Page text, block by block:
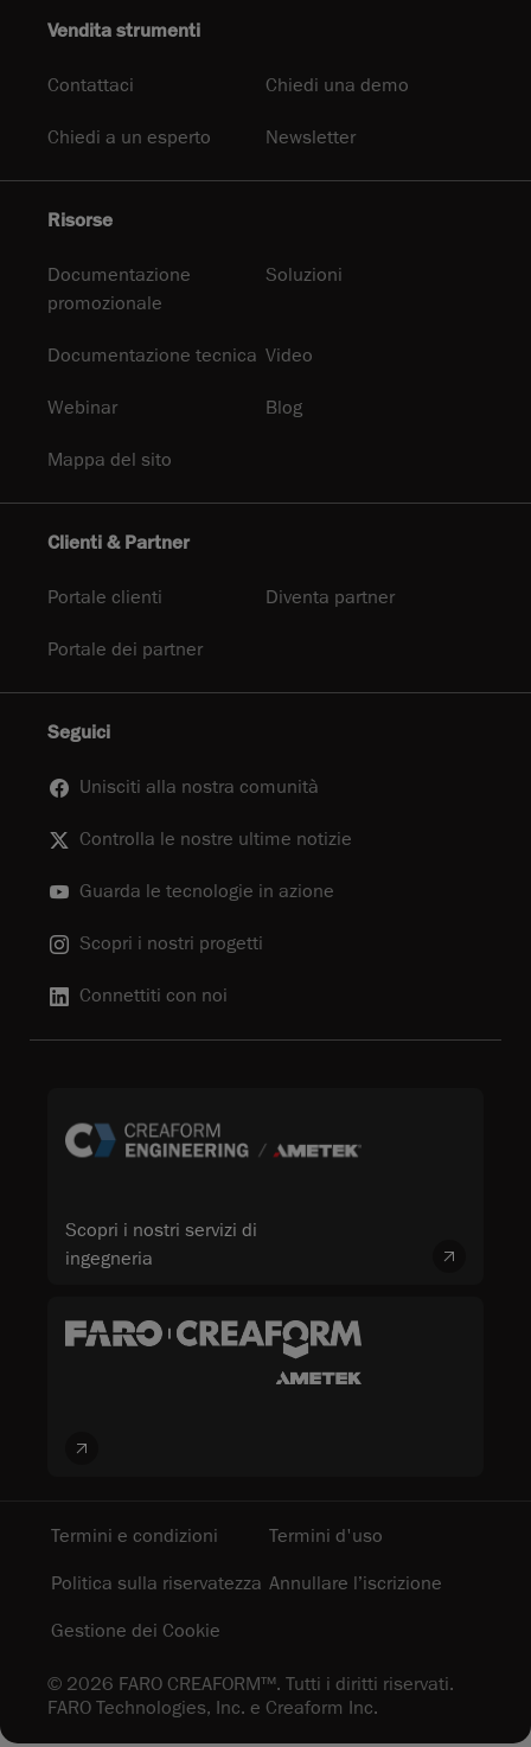
Vendita strumenti
Contattaci Chiedi una demo
Chiedi a un esperto Newsletter
Risorse
Documentazione
promozionale
Soluzioni
Documentazione tecnica Video
Webinar Blog
Mappa del sito
Clienti & Partner
Portale clienti Diventa partner
Portale dei partner
Seguici
Unisciti alla nostra comunità
Controlla le nostre ultime notizie
Guarda le tecnologie in azione
Scopri i nostri progetti
Connettiti con noi
Scopri i nostri servizi di
ingegneria
© 2026 FARO CREAFORM™. Tutti i diritti riservati.
FARO Technologies, Inc. e Creaform Inc.
Termini e condizioni
Termini d'uso
Politica sulla riservatezza Annullare l’iscrizione
Gestione dei Cookie